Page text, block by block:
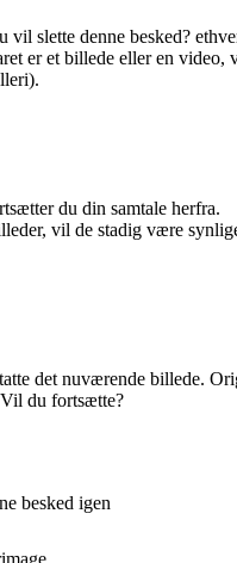
vil slette denne besked?
er et billede eller en video,
du din samtale herfra.
vil de stadig være
det nuværende billede.
du fortsætte?
besked igen